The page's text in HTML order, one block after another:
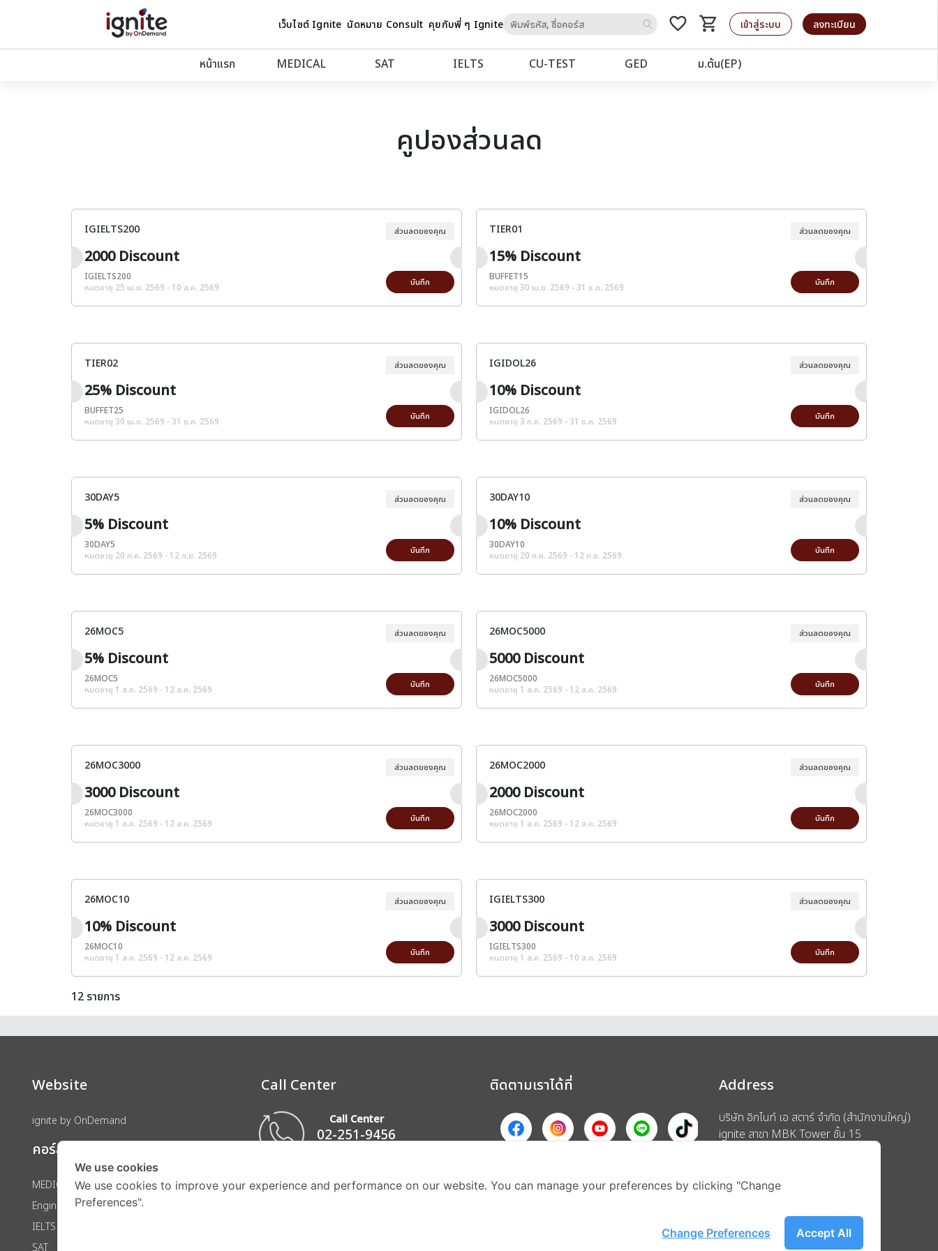
เว็บไซต์ Ignite นัดหมาย Consult คุยกับพี่ ๆ Igniteto
favorite_border shopping_cart
รถเข็น เข้าสู่ระบบ ลงทะเบียน
หน้าแรก MEDICAL SAT IELTS CU‑TEST GED ม.ต้น(EP)
คูปองส่วนลด
IGIELTS200
2000 Discount
IGIELTS200
หมดอายุ 25 เม.ย. 2569 - 10 ส.ค. 2569
ส่วนลดของคุณ
บันทึก
TIER01
15% Discount
BUFFET15
หมดอายุ 30 เม.ย. 2569 - 31 ธ.ค. 2569
ส่วนลดของคุณ
บันทึก
TIER02
25% Discount
BUFFET25
หมดอายุ 30 เม.ย. 2569 - 31 ธ.ค. 2569
ส่วนลดของคุณ
บันทึก
IGIDOL26
10% Discount
IGIDOL26
หมดอายุ 3 ก.ค. 2569 - 31 ธ.ค. 2569
ส่วนลดของคุณ
บันทึก
30DAY5
5% Discount
30DAY5
หมดอายุ 20 ก.ค. 2569 - 12 ก.ย. 2569
ส่วนลดของคุณ
บันทึก
30DAY10
10% Discount
30DAY10
หมดอายุ 20 ก.ค. 2569 - 12 ก.ย. 2569
ส่วนลดของคุณ
บันทึก
26MOC5
5% Discount
26MOC5
หมดอายุ 1 ส.ค. 2569 - 12 ส.ค. 2569
ส่วนลดของคุณ
บันทึก
26MOC5000
5000 Discount
26MOC5000
หมดอายุ 1 ส.ค. 2569 - 12 ส.ค. 2569
ส่วนลดของคุณ
บันทึก
26MOC3000
3000 Discount
26MOC3000
หมดอายุ 1 ส.ค. 2569 - 12 ส.ค. 2569
ส่วนลดของคุณ
บันทึก
26MOC2000
2000 Discount
26MOC2000
หมดอายุ 1 ส.ค. 2569 - 12 ส.ค. 2569
ส่วนลดของคุณ
บันทึก
26MOC10
10% Discount
26MOC10
หมดอายุ 1 ส.ค. 2569 - 12 ส.ค. 2569
ส่วนลดของคุณ
บันทึก
IGIELTS300
3000 Discount
IGIELTS300
หมดอายุ 1 ส.ค. 2569 - 10 ส.ค. 2569
ส่วนลดของคุณ
บันทึก
12 รายการ
Website
ignite by OnDemand
คอร์สเรียน
MEDICAL
Engineering
IELTS
SAT
Call Center
Call Center
02-251-9456
ติดตามเราได้ที่ Address
บริษัท อิกไนท์ เอ สตาร์ จำกัด (สำนักงานใหญ่)
ignite สาขา MBK Tower ชั้น 15
We use cookies
We use cookies to improve your experience and performance on our website. You can manage your preferences by clicking "Change
Preferences".
Accept All
Change Preferences